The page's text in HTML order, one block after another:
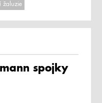
žaluzie
spojky